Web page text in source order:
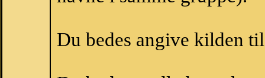
Du bedes angive kilden